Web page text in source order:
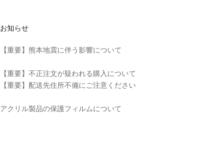
お知らせ
【重要】熊本地震に伴う影響について
【重要】不正注文が疑われる購入について
【重要】配送先住所不備にご注意ください
アクリル製品の保護フィルムについて